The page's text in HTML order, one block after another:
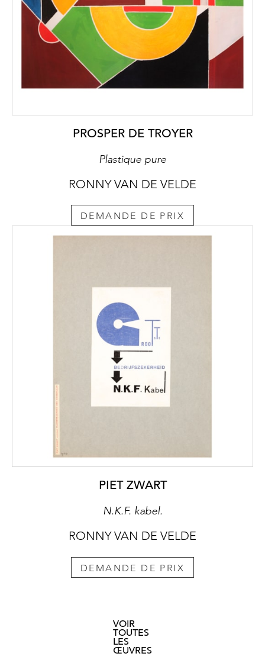
PROSPER DE TROYER
Plastique pure
RONNY VAN DE VELDE
DEMANDE DE PRIX
PIET ZWART
N.K.F. kabel.
RONNY VAN DE VELDE
DEMANDE DE PRIX
VOIR
TOUTES
LES
ŒUVRES